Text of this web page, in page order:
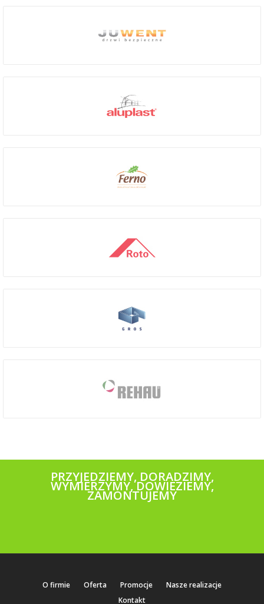
PRZYJEDZIEMY, DORADZIMY,
WYMIERZYMY, DOWIEZIEMY,
ZAMONTUJEMY
O firmie Oferta Promocje
Nasze realizacje
Kontakt